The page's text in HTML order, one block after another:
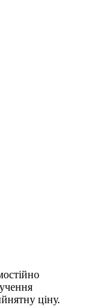
ціну.